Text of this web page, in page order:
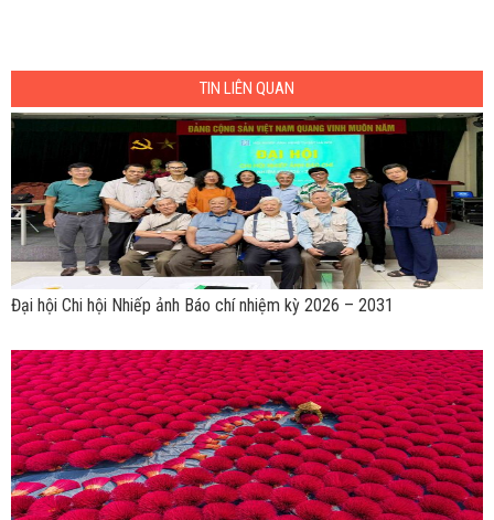
TIN LIÊN QUAN
Đại hội Chi hội Nhiếp ảnh Báo chí nhiệm kỳ 2026 – 2031